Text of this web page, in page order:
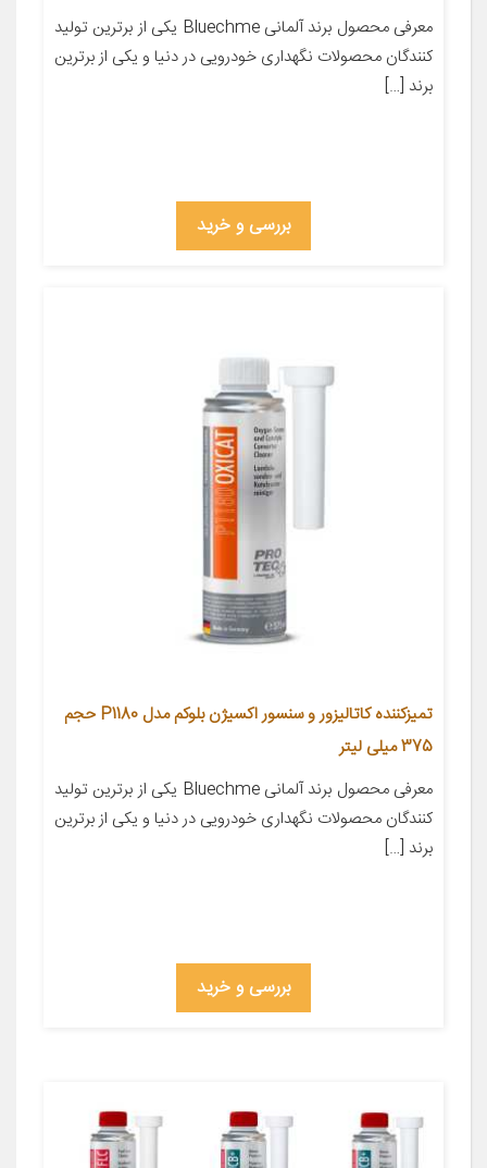
معرفی محصول برند آلمانی Bluechme یکی از برترین تولید
کنندگان محصولات نگهداری خودرویی در دنیا و یکی از برترین
برند […]
بررسی و خرید
تمیزکننده کاتالیزور و سنسور اکسیژن بلوکم مدل P1180 حجم
375 میلی لیتر
معرفی محصول برند آلمانی Bluechme یکی از برترین تولید
کنندگان محصولات نگهداری خودرویی در دنیا و یکی از برترین
برند […]
بررسی و خرید